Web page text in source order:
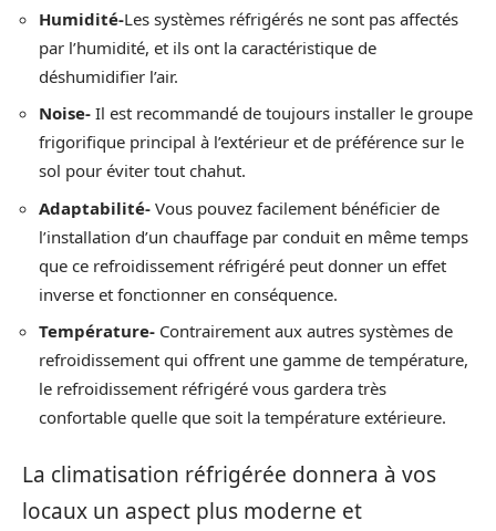
Humidité-Les systèmes réfrigérés ne sont pas affectés
par l’humidité, et ils ont la caractéristique de
déshumidifier l’air.
Noise- Il est recommandé de toujours installer le groupe
frigorifique principal à l’extérieur et de préférence sur le
sol pour éviter tout chahut.
Adaptabilité- Vous pouvez facilement bénéficier de
l’installation d’un chauffage par conduit en même temps
que ce refroidissement réfrigéré peut donner un effet
inverse et fonctionner en conséquence.
Température- Contrairement aux autres systèmes de
refroidissement qui offrent une gamme de température,
le refroidissement réfrigéré vous gardera très
confortable quelle que soit la température extérieure.
La climatisation réfrigérée donnera à vos
locaux un aspect plus moderne et